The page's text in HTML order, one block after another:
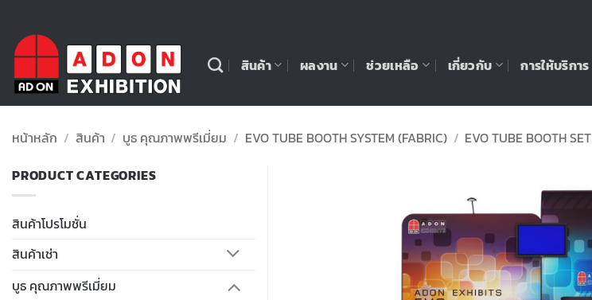
สินค้า ผลงาน ช่วยเหลือ เกี่ยวกับ การให้บริการ
หน้าหลัก / สินค้า / บูธ คุณภาพพรีเมี่ยม / EVO TUBE BOOTH SYSTEM (FABRIC) / EVO TUBE BOOTH SET
PRODUCT CATEGORIES
สินค้าโปรโมชั่น
สินค้าเช่า
บูธ คุณภาพพรีเมี่ยม